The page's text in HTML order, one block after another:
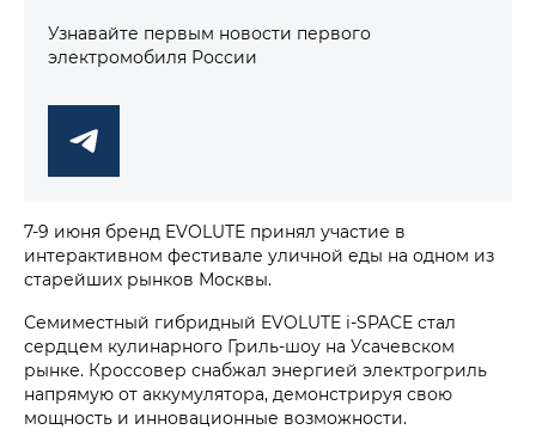
Узнавайте первым новости первого
электромобиля России
7-9 июня бренд EVOLUTE принял участие в
интерактивном фестивале уличной еды на одном из
старейших рынков Москвы.
Семиместный гибридный EVOLUTE i‑SPACE стал
сердцем кулинарного Гриль-шоу на Усачевском
рынке. Кроссовер снабжал энергией электрогриль
напрямую от аккумулятора, демонстрируя свою
мощность и инновационные возможности.